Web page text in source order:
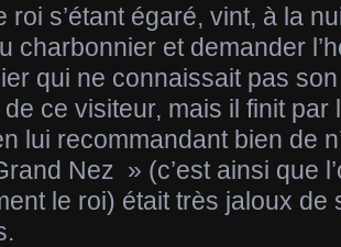
roi s’étant égaré, vint, à la
charbonnier et demander
qui ne connaissait pas
ce visiteur, mais il finit par
lui recommandant bien de
Nez » (c’est ainsi que
le roi) était très jaloux de